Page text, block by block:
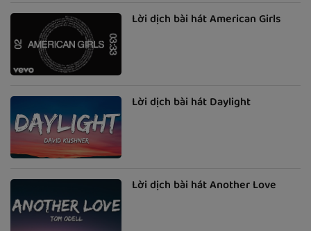
Lời dịch bài hát American Girls
Lời dịch bài hát Daylight
Lời dịch bài hát Another Love